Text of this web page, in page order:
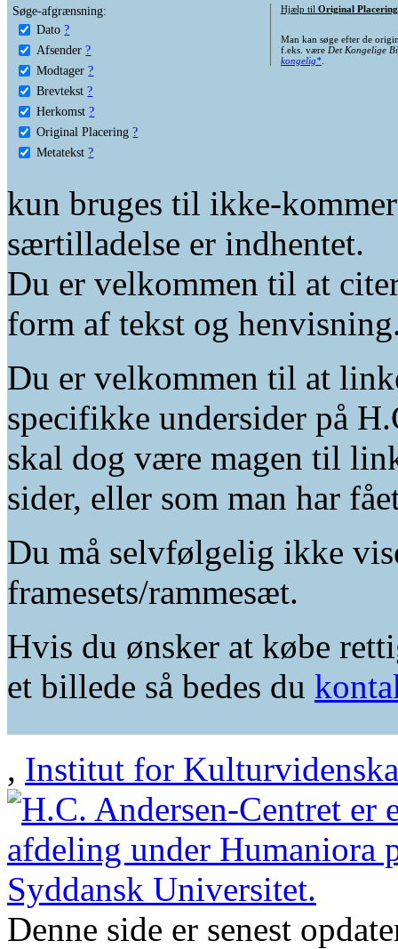
Søge-afgrænsning:
Dato ?
Afsender ?
Modtager ?
Brevtekst ?
Herkomst ?
Original Placering ?
Metatekst ?
Hjælp til Original Placering
Man kan søge efter de
f.eks. være Det Kongelige
kongelig*.
kun bruges til ikke-
særtilladelse er indhentet.
Du er velkommen til at
form af tekst og
Du er velkommen til at
specifikke undersider på
skal dog være magen til
sider, eller som man har
Du må selvfølgelig ikke
framesets/rammesæt.
Hvis du ønsker at købe
et billede så bedes du
, Institut for
Denne side er senest